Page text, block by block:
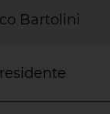
Bartolini